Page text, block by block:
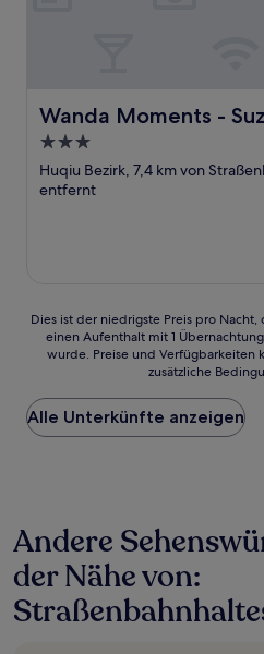
Wanda Moments -
Wanda Moments - Suzhou
3.0-
Sterne-
Unterkunft
Huqiu Bezirk, 7,4 km von
entfernt
Dies
der
Preis
pro
Nacht,
24 Stunden
für
einen
Aufenthalt
mit
Dies ist der niedrigste Preis pro
einen Aufenthalt mit 1
wurde. Preise und Verfügbarkeiten
zusätzliche
Alle Unterkünfte anzeigen
Andere
der Nähe von: